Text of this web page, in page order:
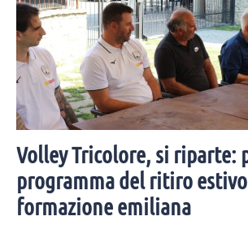
Volley Tricolore, si riparte:
programma del ritiro
formazione emiliana